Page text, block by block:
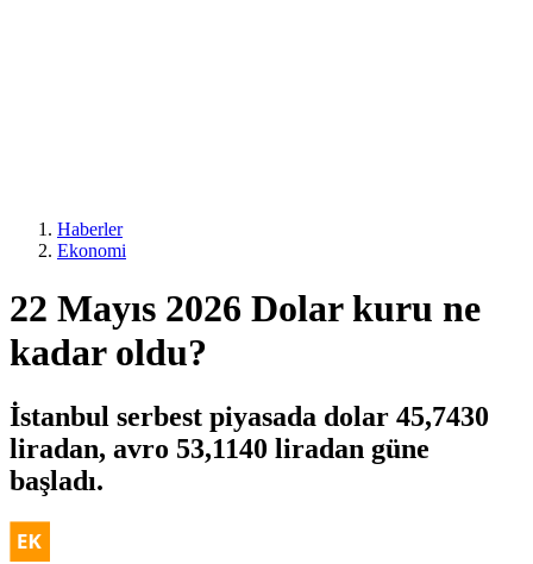
Haberler
Ekonomi
22 Mayıs 2026 Dolar kuru ne
kadar oldu?
İstanbul serbest piyasada dolar 45,7430
liradan, avro 53,1140 liradan güne
başladı.